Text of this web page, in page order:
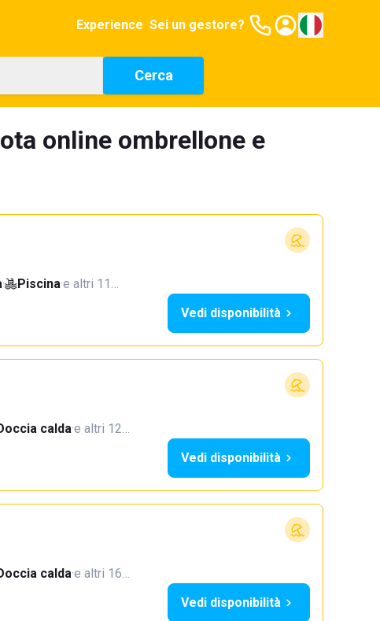
Experience Sei un gestore?
Cerca
online ombrellone e
· Piscina·e altri 11…
Vedi disponibilità
calda·e altri 12…
Vedi disponibilità
calda·e altri 16…
Vedi disponibilità